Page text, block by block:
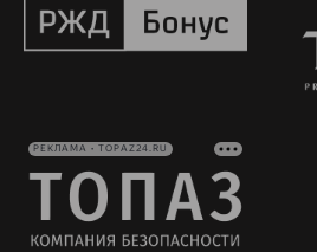
РЕКЛАМА • TOPAZ24.RU